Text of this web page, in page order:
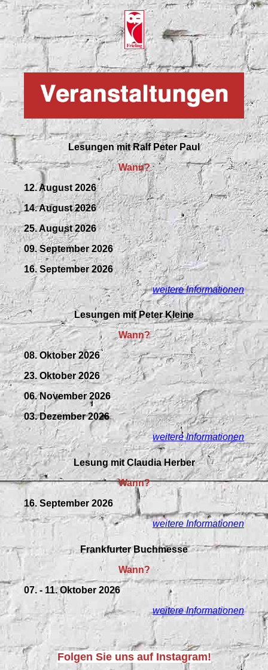
Lesungen mitRalf Peter Paul
Wann?
12. August 2026
14. August 2026
25. August 2026
09.September2026
16. September 2026
weitere Informationen
Lesungen mit Peter Kleine
Wann?
08. Oktober 2026
23. Oktober 2026
06. November 2026
03. Dezember 2026
weitere Informationen
Lesung mit Claudia Herber
Wann?
16. September 2026
weitere Informationen
Frankfurter Buchmesse
Wann?
07. - 11. Oktober 2026
weitere Informationen
Folgen Sie uns auf Instagram!